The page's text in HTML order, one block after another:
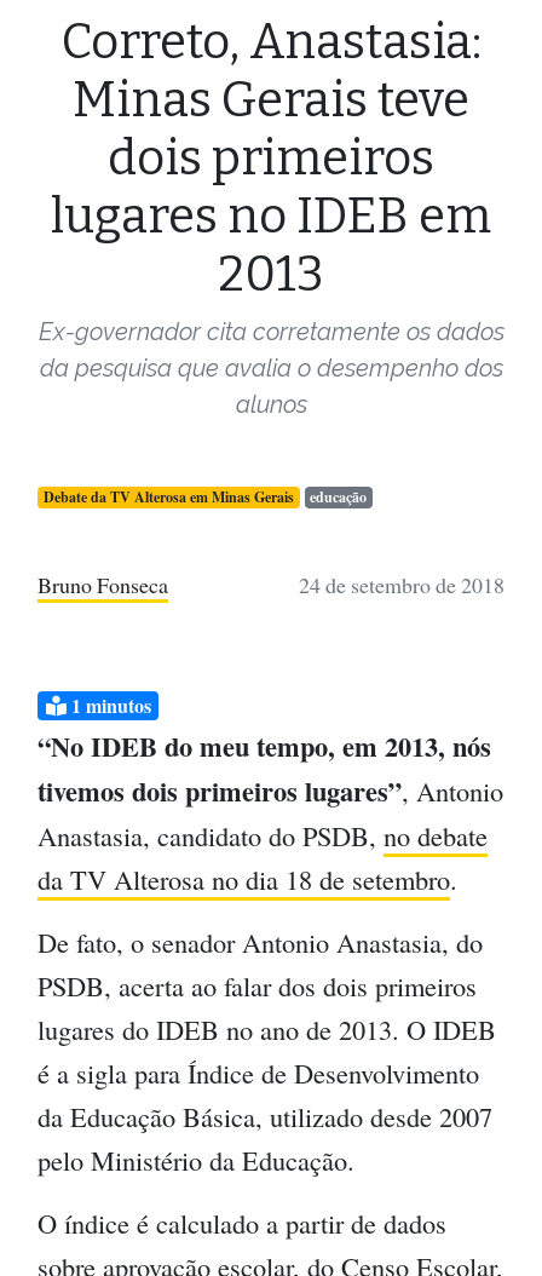
Correto, Anastasia:
Minas Gerais teve
dois primeiros
lugares no IDEB em
2013
Ex-governador cita corretamente os dados
da pesquisa que avalia o desempenho dos
alunos
Debate da TV Alterosa em Minas Gerais educação
Bruno Fonseca 24 de setembro de 2018
1 minutos
“No IDEB do meu tempo, em 2013, nós
tivemos dois primeiros lugares”, Antonio
Anastasia, candidato do PSDB, no debate
da TV Alterosa no dia 18 de setembro.
De fato, o senador Antonio Anastasia, do
PSDB, acerta ao falar dos dois primeiros
lugares do IDEB no ano de 2013. O IDEB
é a sigla para Índice de Desenvolvimento
da Educação Básica, utilizado desde 2007
pelo Ministério da Educação.
O índice é calculado a partir de dados
sobre aprovação escolar, do Censo Escolar,